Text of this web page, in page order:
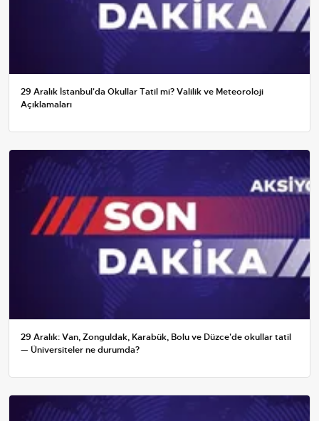
29 Aralık İstanbul'da Okullar Tatil mi? Valilik ve Meteoroloji
Açıklamaları
29 Aralık: Van, Zonguldak, Karabük, Bolu ve Düzce'de okullar tatil
— Üniversiteler ne durumda?